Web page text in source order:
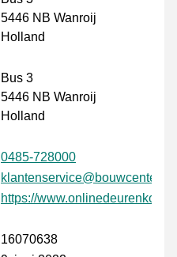
5446 NB Wanroij
Holland
Bus 3
5446 NB Wanroij
Holland
0485-728000
klantenservice@bouwcenter.nu
https://
16070638